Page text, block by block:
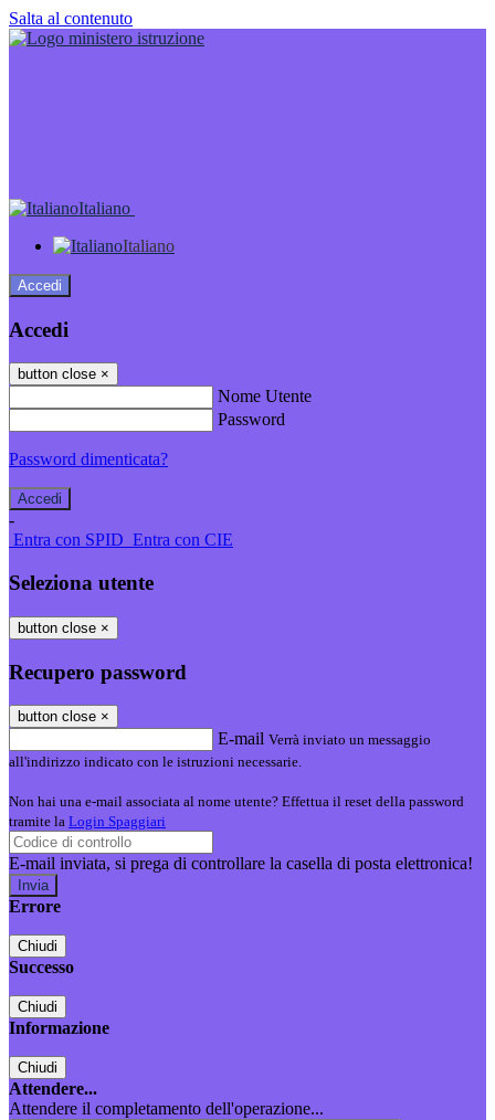
Salta al contenuto
Italiano
Italiano
Accedi
Accedi
button close ×
Nome Utente
Password
Password dimenticata?
-
Entra con SPID Entra con CIE
Seleziona utente
button close ×
Recupero password
button close ×
E-mail Verrà inviato un messaggio
all'indirizzo indicato con le istruzioni necessarie.
Non hai una e-mail associata al nome utente? Effettua il reset della password
tramite la Login Spaggiari
E-mail inviata, si prega di controllare la casella di posta elettronica!
Errore
Chiudi
Successo
Chiudi
Informazione
Chiudi
Attendere...
Attendere il completamento dell'operazione...